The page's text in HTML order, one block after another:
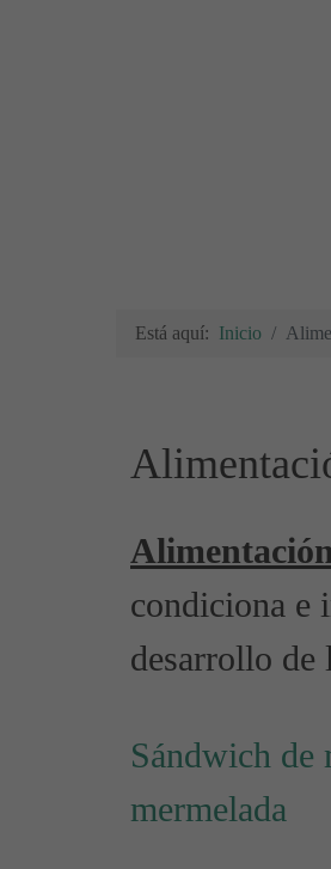
Está aquí: Inicio
condiciona e
desarrollo de
Sándwich de
mermelada